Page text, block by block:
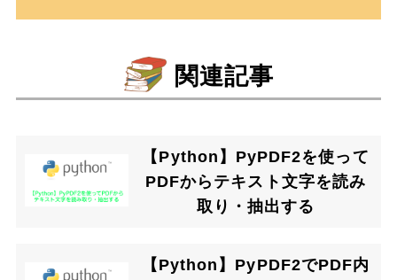
関連記事
【Python】PyPDF2を使って
PDFからテキスト文字を読み
取り・抽出する
【Python】PyPDF2でPDF内